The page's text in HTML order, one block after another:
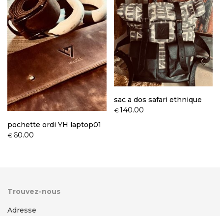
pochette ordi YH laptop01
€60.00
sac a dos safari ethnique
€140.00
Trouvez-nous
Adresse